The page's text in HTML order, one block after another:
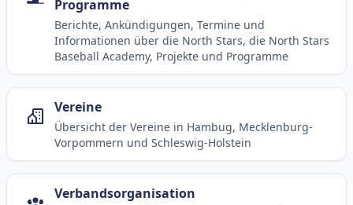
Programme
Berichte, Ankündigungen, Termine und
Informationen über die North Stars, die North Stars
Baseball Academy, Projekte und Programme
Vereine
Übersicht der Vereine in Hambug, Mecklenburg-
Vorpommern und Schleswig-Holstein
Verbandsorganisation